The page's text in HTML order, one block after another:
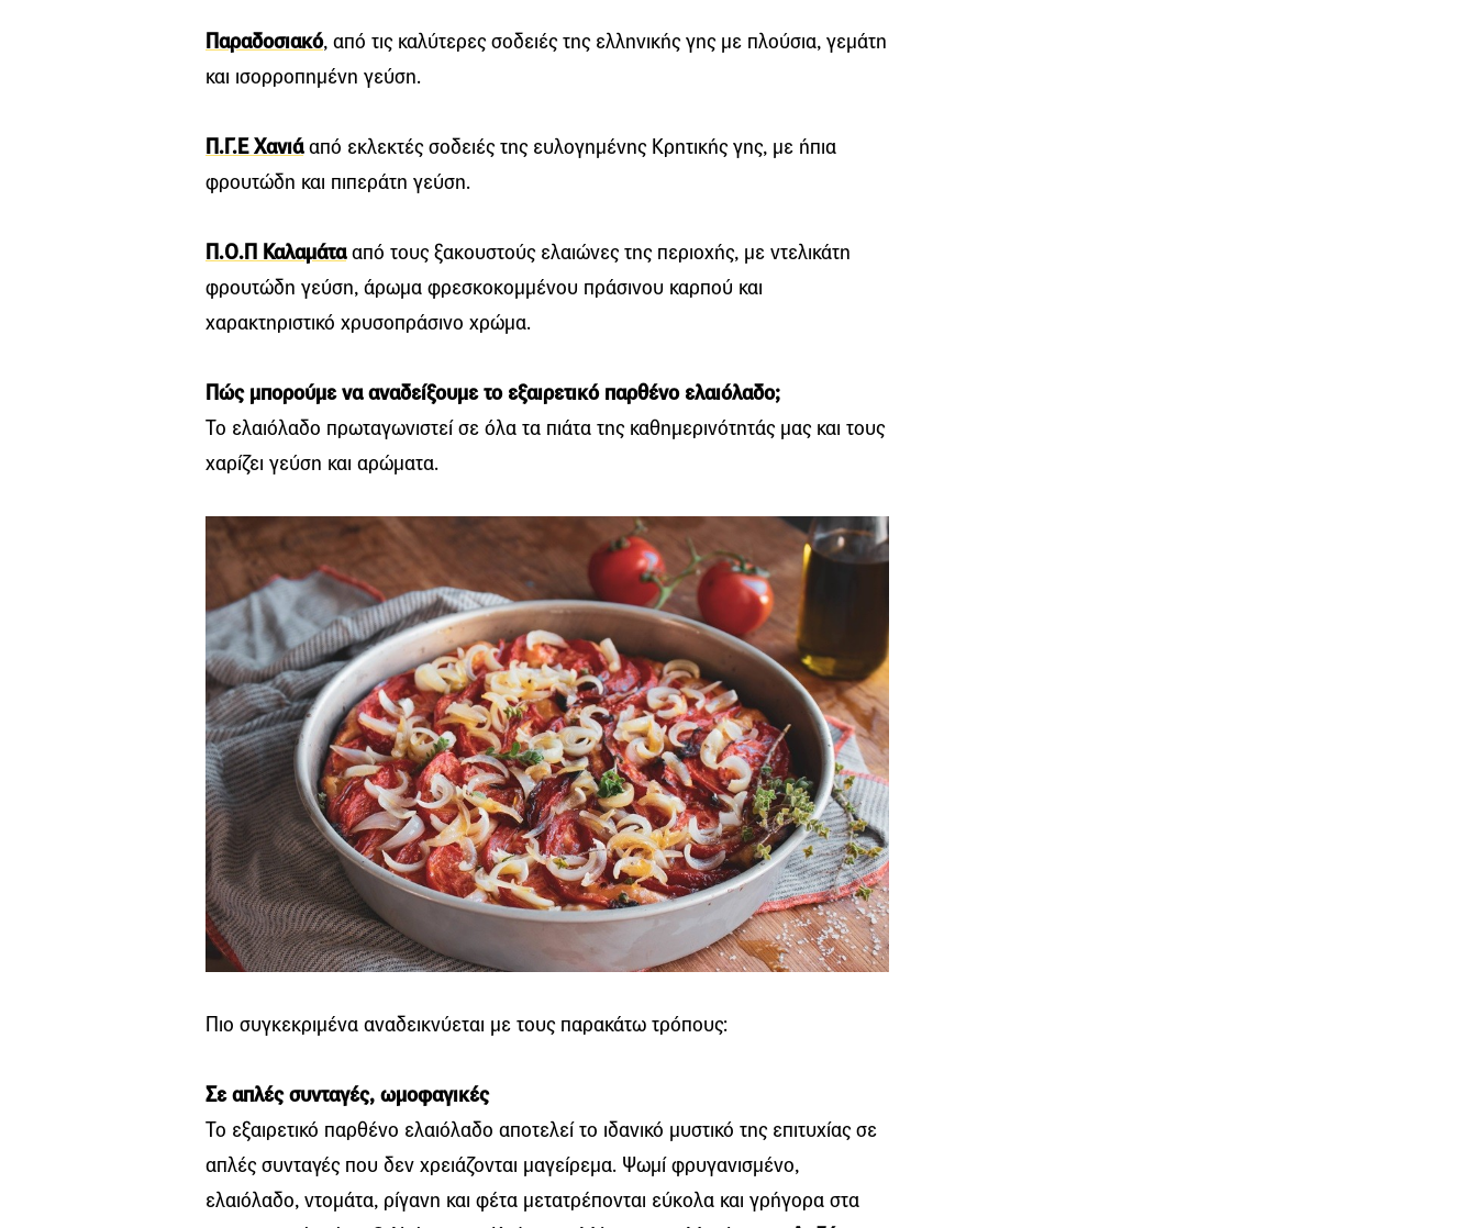
Παραδοσιακό, από τις καλύτερες σοδειές της ελληνικής γης με πλούσια, γεμάτη
και ισορροπημένη γεύση.
Π.Γ.Ε Χανιάαπό εκλεκτές σοδειές της ευλογημένης Κρητικής γης, με ήπια
φρουτώδη και πιπεράτη γεύση.
Π.Ο.Π Καλαμάτααπό τους ξακουστούς ελαιώνες της περιοχής, με ντελικάτη
φρουτώδη γεύση, άρωμα φρεσκοκομμένου πράσινου καρπού και
χαρακτηριστικό χρυσοπράσινο χρώμα.
Πώς μπορούμε να αναδείξουμε το εξαιρετικό παρθένο ελαιόλαδο;
Το ελαιόλαδο πρωταγωνιστεί σε όλα τα πιάτα της καθημερινότητάς μας και τους
χαρίζει γεύση και αρώματα.
Πιο συγκεκριμένα αναδεικνύεται με τους παρακάτω τρόπους:
Σε απλές συνταγές, ωμοφαγικές
Το εξαιρετικό παρθένο ελαιόλαδο αποτελεί το ιδανικό μυστικό της επιτυχίας σε
απλές συνταγές που δεν χρειάζονται μαγείρεμα. Ψωμί φρυγανισμένο,
ελαιόλαδο, ντομάτα, ρίγανη και φέτα μετατρέπονται εύκολα και γρήγορα στα